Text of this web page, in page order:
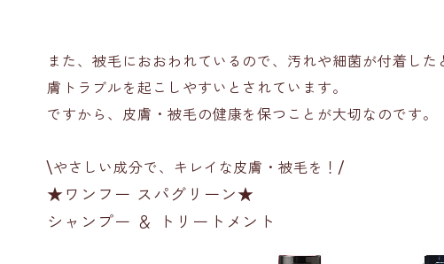
また、被毛におおわれているので、汚れや細菌が付着し
膚トラブルを起こしやすいとされています。
ですから、皮膚・被毛の健康を保つことが大切なのです。
\やさしい成分で、キレイな皮膚・被毛を！/
★ワンフー スパグリーン★
シャンプー ＆ トリートメント